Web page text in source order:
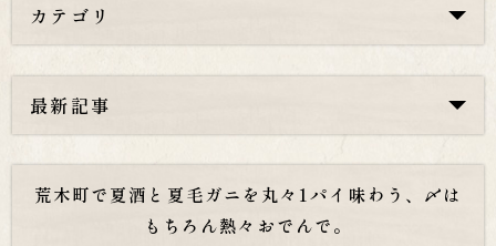
カテゴリ
最新記事
荒木町で夏酒と夏毛ガニを丸々1パイ味わう、〆は
もちろん熱々おでんで。